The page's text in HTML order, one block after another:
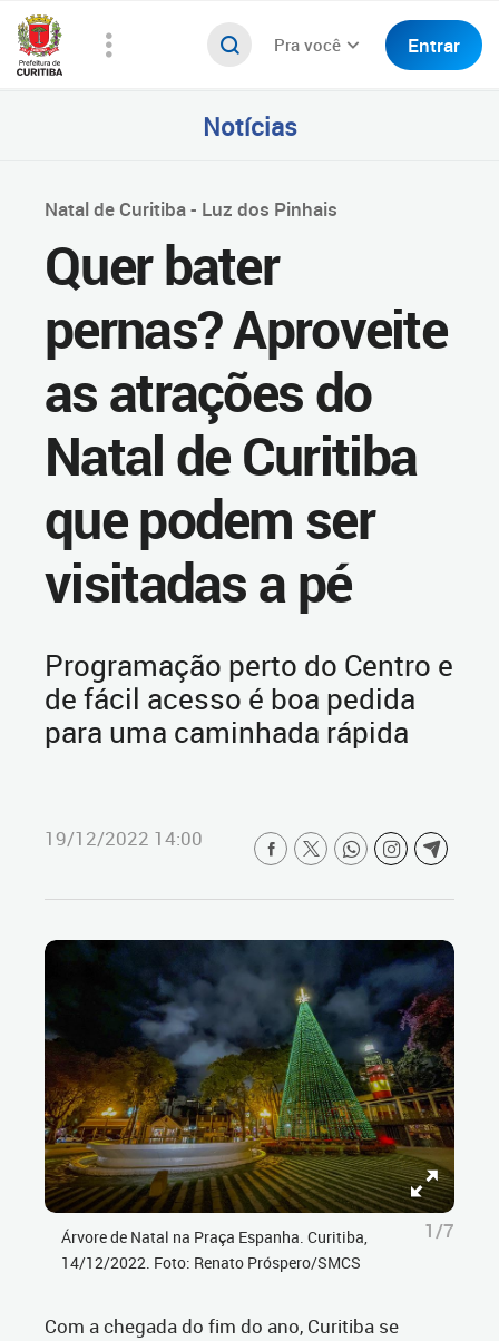
Pra você Entrar
Notícias
Natal de Curitiba - Luz dos Pinhais
Quer bater
pernas? Aproveite
as atrações do
Natal de Curitiba
que podem ser
visitadas a pé
Programação perto do Centro e
de fácil acesso é boa pedida
para uma caminhada rápida
19/12/2022 14:00
Árvore de Natal na Praça Espanha. Curitiba,
14/12/2022. Foto: Renato Próspero/SMCS
1/7
Com a chegada do fim do ano, Curitiba se